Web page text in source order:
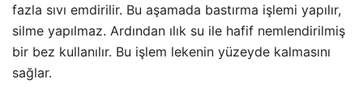
fazla sıvı emdirilir. Bu aşamada bastırma işlemi yapılır,
silme yapılmaz. Ardından ılık su ile hafif nemlendirilmiş
bir bez kullanılır. Bu işlem lekenin yüzeyde kalmasını
sağlar.